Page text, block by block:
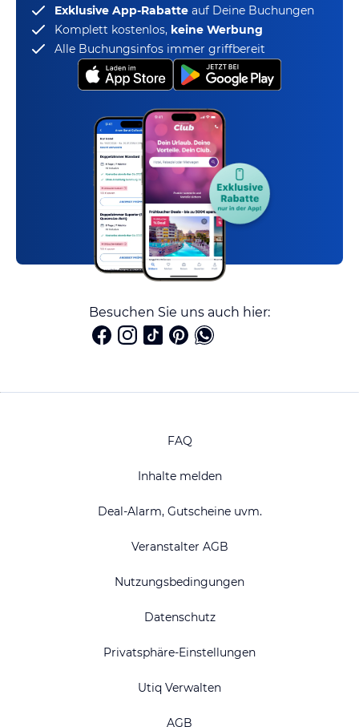
Exklusive App-Rabatte auf Deine Buchungen
Komplett kostenlos, keine Werbung
Alle Buchungsinfos immer griffbereit
Besuchen Sie uns auch hier:
FAQ
Inhalte melden
Deal-Alarm, Gutscheine uvm.
Veranstalter AGB
Nutzungsbedingungen
Datenschutz
Privatsphäre-Einstellungen
Utiq Verwalten
AGB